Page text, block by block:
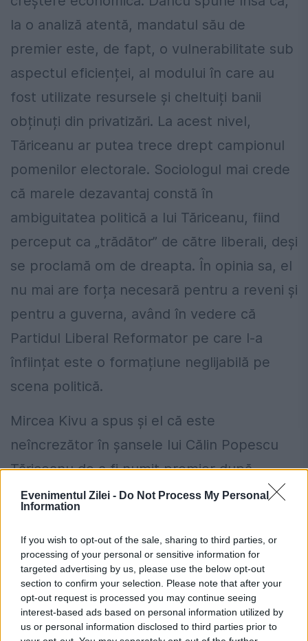
Evenimentul Zilei - Do Not Process My Personal
Information
If you wish to opt-out of the sale, sharing to third parties, or
processing of your personal or sensitive information for
targeted advertising by us, please use the below opt-out
section to confirm your selection. Please note that after your
opt-out request is processed you may continue seeing
interest-based ads based on personal information utilized by
us or personal information disclosed to third parties prior to
la o analiză atentă, mandatul său de
premier este, de fapt, o vulnerabilitate sub
aspectul eficienței, al modului în care au
fost utilizate resursele și cheltuiți banii
obținuți din privatizări. La acest nivel,
Tăriceanu ar putea trece drept campionul
pomenilor electorale. Sociologul mai crede
că marele dezavantaj constă în
ambiguitatea politică a lui Tăriceanu, fiind
perceput ca „trădător” de către liberali, deși
se proclamă om de dreapta. În opinia sa, el
nu mai are forța necesară pentru a reveni și
pentru a guverna, având în vedere că
Partidul Liberal Reformator pe care l-a
înființat este o formațiune neglijabilă pe
scena politică.
Mircea Kivu a spus și el că este
neîncrezător în șansele lui Călin Popescu
Tăriceanu de a fi numit premier după
alegerile prezidențiale, pentru că asta ar
însemna ca Victor Ponta să își dea singur
foc la valiză. El a declarat că principalul
avantaj ar fi legat de faptul că s-ar
transmite mesajul de refacere a USL, ceea
ce s-a dorit de la bun început în cazul